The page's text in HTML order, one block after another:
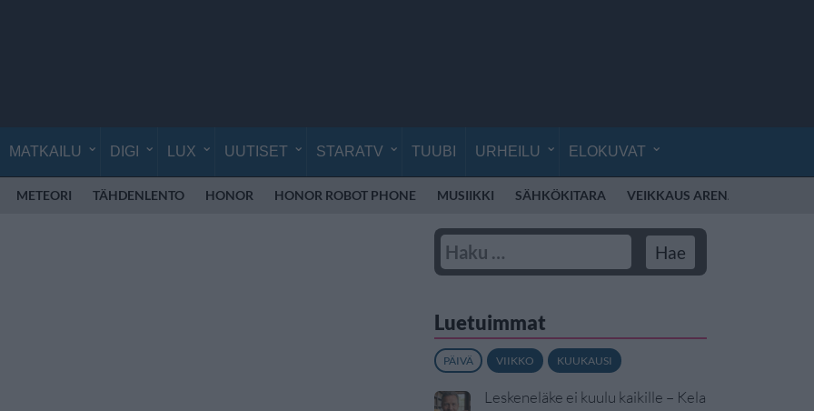
MATKAILU DIGI LUX UUTISET STARATV TUUBI URHEILU ELOKUVAT
METEORI TÄHDENLENTO HONOR HONOR ROBOT PHONE MUSIIKKI SÄHKÖKITARA VEIKKAUS ARENA
Luetuimmat
PÄIVÄ VIIKKO KUUKAUSI
Leskeneläke ei kuulu kaikille – Kela